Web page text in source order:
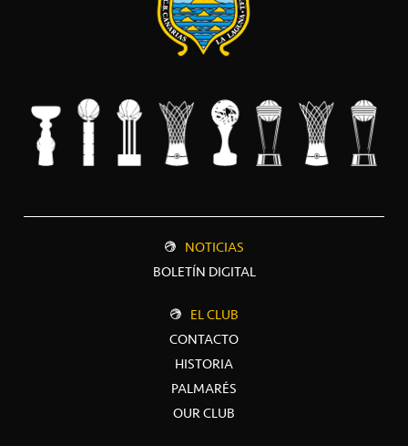
NOTICIAS
BOLETÍN DIGITAL
EL CLUB
CONTACTO
HISTORIA
PALMARÉS
OUR CLUB